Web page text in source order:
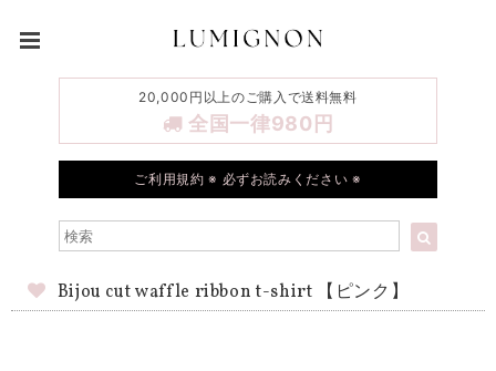
20,000円以上のご購入で送料無料
全国一律980円
ご利用規約 ※ 必ずお読みください ※
Bijou cut waffle ribbon t-shirt 【ピンク】